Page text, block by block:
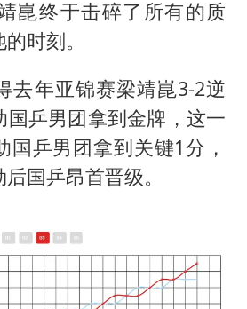
崑终于击碎了所有的质
时刻。
去年亚锦赛梁靖崑3-2逆
国乒男团拿到金牌，这一
国乒男团拿到关键1分，
国乒昂首晋级。